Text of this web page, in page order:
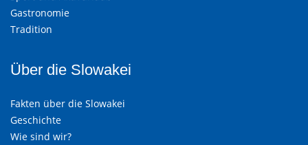
Gastronomie
Tradition
Über die Slowakei
Fakten über die Slowakei
Geschichte
Wie sind wir?